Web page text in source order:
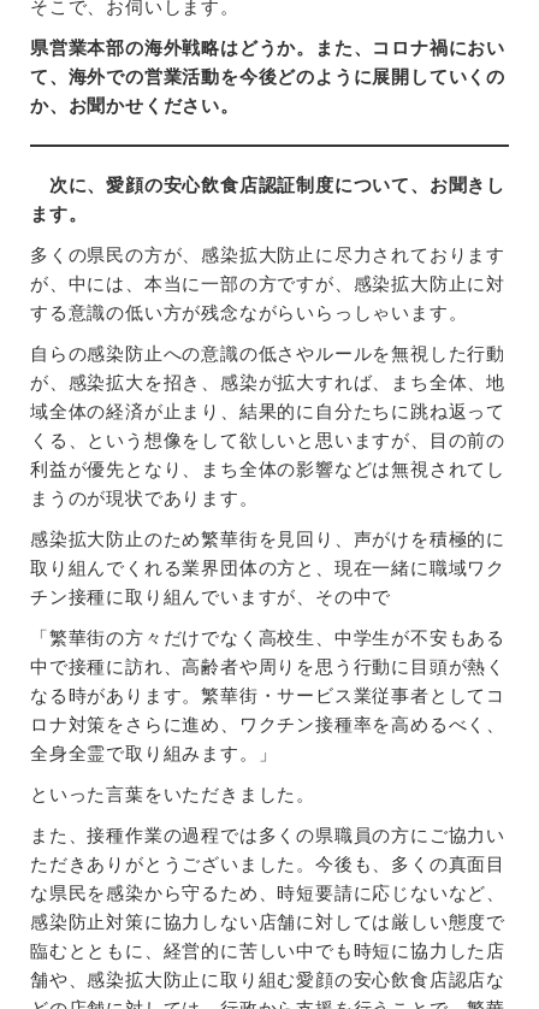
そこで、お伺いします。
県営業本部の海外戦略はどうか。また、コロナ禍におい
て、海外での営業活動を今後どのように展開していくの
か、お聞かせください。
次に、愛顔の安心飲食店認証制度について、お聞きし
ます。
多くの県民の方が、感染拡大防止に尽力されております
が、中には、本当に一部の方ですが、感染拡大防止に対
する意識の低い方が残念ながらいらっしゃいます。
自らの感染防止への意識の低さやルールを無視した行動
が、感染拡大を招き、感染が拡大すれば、まち全体、地
域全体の経済が止まり、結果的に自分たちに跳ね返って
くる、という想像をして欲しいと思いますが、目の前の
利益が優先となり、まち全体の影響などは無視されてし
まうのが現状であります。
感染拡大防止のため繁華街を見回り、声がけを積極的に
取り組んでくれる業界団体の方と、現在一緒に職域ワク
チン接種に取り組んでいますが、その中で
「繁華街の方々だけでなく高校生、中学生が不安もある
中で接種に訪れ、高齢者や周りを思う行動に目頭が熱く
なる時があります。繁華街・サービス業従事者としてコ
ロナ対策をさらに進め、ワクチン接種率を高めるべく、
全身全霊で取り組みます。」
といった言葉をいただきました。
また、接種作業の過程では多くの県職員の方にご協力い
ただきありがとうございました。今後も、多くの真面目
な県民を感染から守るため、時短要請に応じないなど、
感染防止対策に協力しない店舗に対しては厳しい態度で
臨むとともに、経営的に苦しい中でも時短に協力した店
舗や、感染拡大防止に取り組む愛顔の安心飲食店認店な